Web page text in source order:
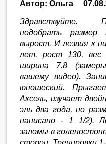
Автор: Ольга
Здравствуйте.
подобрать размер
вырост. И лезвия к
лет, рост 130, вес
ширина 7.8 (замеры
вашему видео).
юношеский.
Аксель, изучает
эль два года, по
написано - 1 1/2).
заломы в